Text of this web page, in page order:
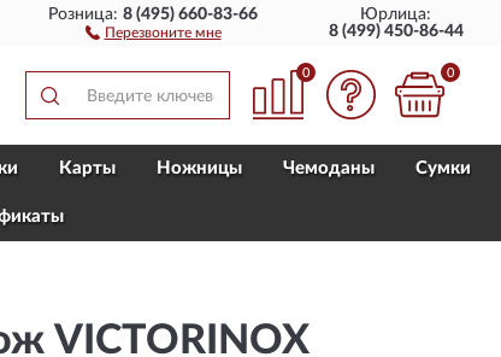
ПОЛНЫЙ
Розница:8 (495) 660-83-66
Перезвоните мне
Юрлица:
8 (499) 450-86-44
0 0
Карты Ножницы Чемоданы Сумки
VICTORINOX